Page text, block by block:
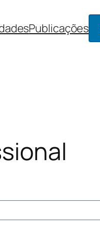
Publicações